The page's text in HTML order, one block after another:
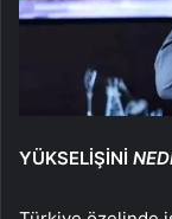
YÜKSELİŞİNİ